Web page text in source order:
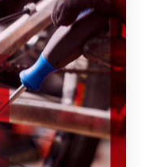
への取り組みが進ん
新情報を県や市町村
転車通勤者自身
を定期的に見直すこ